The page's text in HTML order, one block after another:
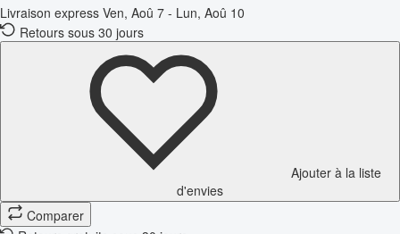
Livraison express Ven, Aoû 7 - Lun, Aoû 10
Retours sous 30 jours
Ajouter à la liste
d'envies
Comparer